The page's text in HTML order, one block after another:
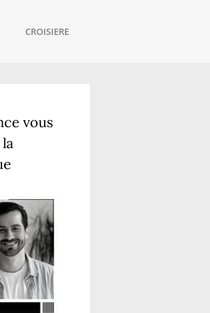
CROISIERE
vous